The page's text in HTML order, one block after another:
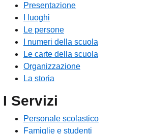
Presentazione
I luoghi
Le persone
I numeri della scuola
Le carte della scuola
Organizzazione
La storia
I Servizi
Personale scolastico
Famiglie e studenti